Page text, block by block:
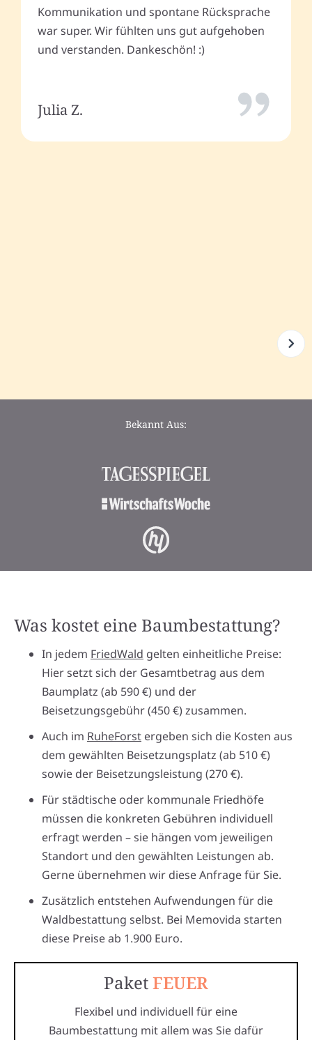
Kommunikation und spontane Rücksprache
war super. Wir fühlten uns gut aufgehoben
und verstanden. Dankeschön! :)
Julia Z.
Bekannt Aus:
Was kostet eine Baumbestattung?
In jedem FriedWald gelten einheitliche Preise:
Hier setzt sich der Gesamtbetrag aus dem
Baumplatz (ab 590 €) und der
Beisetzungsgebühr (450 €) zusammen.
Auch im RuheForst ergeben sich die Kosten aus
dem gewählten Beisetzungsplatz (ab 510 €)
sowie der Beisetzungsleistung (270 €).
Für städtische oder kommunale Friedhöfe
müssen die konkreten Gebühren individuell
erfragt werden – sie hängen vom jeweiligen
Standort und den gewählten Leistungen ab.
Gerne übernehmen wir diese Anfrage für Sie.
Zusätzlich entstehen Aufwendungen für die
Waldbestattung selbst. Bei Memovida starten
diese Preise ab 1.900 Euro.
PaketFEUER
Flexibel und individuell für eine
Baumbestattung mit allem was Sie dafür